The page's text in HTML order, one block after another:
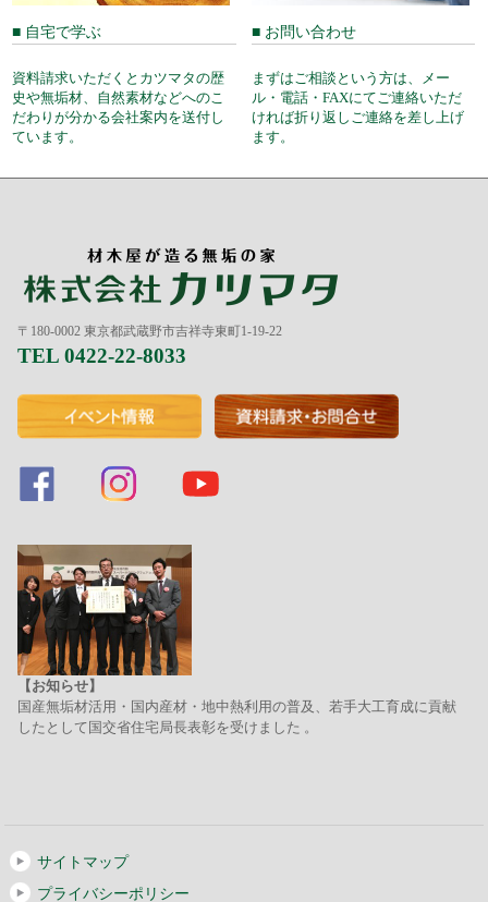
■ 自宅で学ぶ
資料請求いただくとカツマタの歴
史や無垢材、自然素材などへのこ
だわりが分かる会社案内を送付し
ています。
■ お問い合わせ
まずはご相談という方は、メー
ル・電話・FAXにてご連絡いただ
ければ折り返しご連絡を差し上げ
ます。
〒180-0002 東京都武蔵野市吉祥寺東町1-19-22
TEL 0422-22-8033
【お知らせ】
国産無垢材活用・国内産材・地中熱利用の普及、若手大工育成に貢献
したとして国交省住宅局長表彰を受けました 。
サイトマップ
プライバシーポリシー